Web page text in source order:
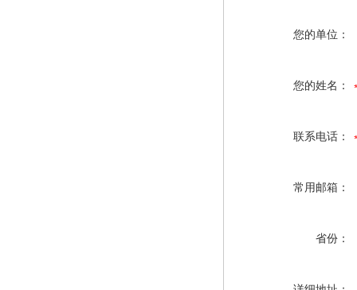
您的单位：
您的姓名：
联系电话：
常用邮箱：
省份：